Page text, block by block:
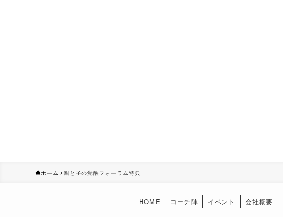
ホーム 親と子の覚醒フォーラム特典
HOME コーチ陣 イベント 会社概要